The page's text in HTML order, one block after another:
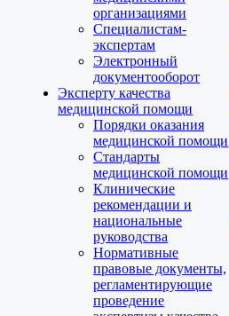
организациями
Специалистам-
экспертам
Электронный
документооборот
Эксперту качества
медицинской помощи
Порядки оказания
медицинской помощи
Стандарты
медицинской помощи
Клинические
рекомендации и
национальные
руководства
Нормативные
правовые документы,
регламентирующие
проведение